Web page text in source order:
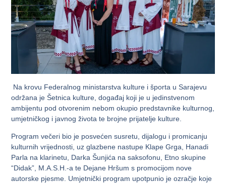
Na krovu Federalnog ministarstva kulture i športa u Sarajevu
održana je Šetnica kulture, događaj koji je u jedinstvenom
ambijentu pod otvorenim nebom okupio predstavnike kulturnog,
umjetničkog i javnog života te brojne prijatelje kulture.
Program večeri bio je posvećen susretu, dijalogu i promicanju
kulturnih vrijednosti, uz glazbene nastupe Klape Grga, Hanadi
Parla na klarinetu, Darka Šunjića na saksofonu, Etno skupine
“Didak”, M.A.S.H.-a te Dejane Hršum s promocijom nove
autorske pjesme. Umjetnički program upotpunio je ozračje koje